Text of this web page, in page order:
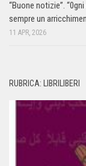
“Buone notizie”.
sempre un
11 APR, 2026
RUBRICA: LIBRILIBERI